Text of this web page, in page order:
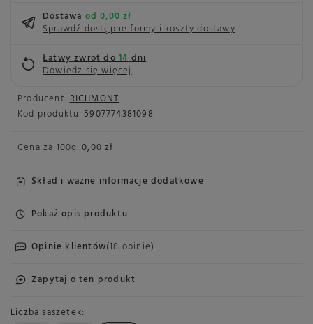
Producent: RICHMONT
Kod produktu: 5907774381098
Cena za 100g: 0,00 zł
Skład i ważne informacje dodatkowe
Pokaż opis produktu
Opinie klientów(18 opinie)
Zapytaj o ten produkt
Liczba saszetek
Dostawaod 0,00 zł
Sprawdź dostępne formy i koszty dostawy
Łatwy zwrot do14dni
Dowiedz się więcej